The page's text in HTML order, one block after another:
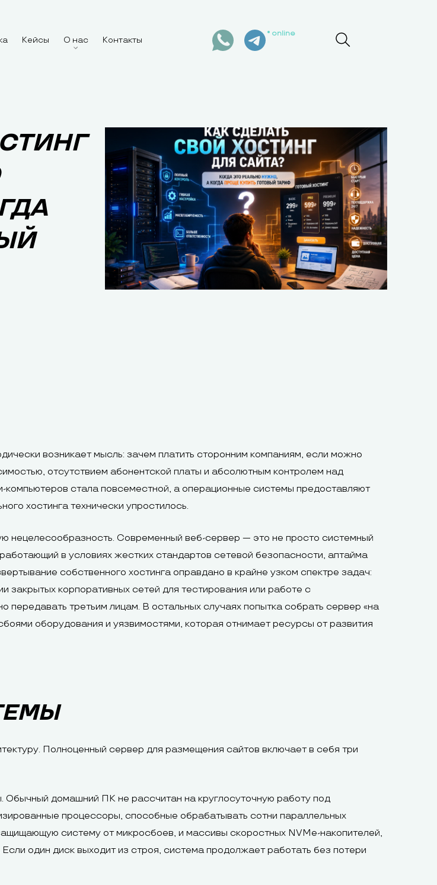
Кейсы О нас Контакты
online
возникает мысль: зачем платить сторонним компаниям, если можно
отсутствием абонентской платы и абсолютным контролем над
стала повсеместной, а операционные системы предоставляют
хостинга технически упростилось.
нецелесообразность. Современный веб-сервер — это не просто системный
в условиях жестких стандартов сетевой безопасности, аптайма
собственного хостинга оправдано в крайне узком спектре задач:
корпоративных сетей для тестирования или работе с
третьим лицам. В остальных случаях попытка собрать сервер «на
оборудования и уязвимостями, которая отнимает ресурсы от развития
Полноценный сервер для размещения сайтов включает в себя три
домашний ПК не рассчитан на круглосуточную работу под
процессоры, способные обрабатывать сотни параллельных
систему от микросбоев, и массивы скоростных NVMe-накопителей,
один диск выходит из строя, система продолжает работать без потери